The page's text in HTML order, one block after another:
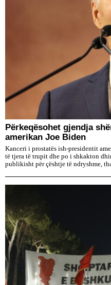
Përkeqësohet gjendja
amerikan Joe Biden
Kanceri i prostatës ish-presidentit
të tjera të trupit dhe po i shkakton
publikisht për çështje të ndryshme,